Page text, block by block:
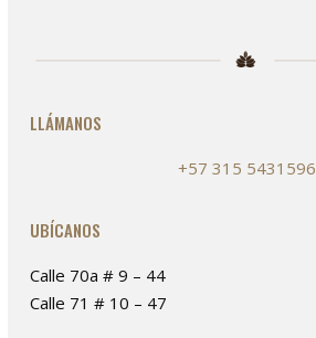
LLÁMANOS
+57 315 5431596
UBÍCANOS
Calle 70a # 9 – 44
Calle 71 # 10 – 47